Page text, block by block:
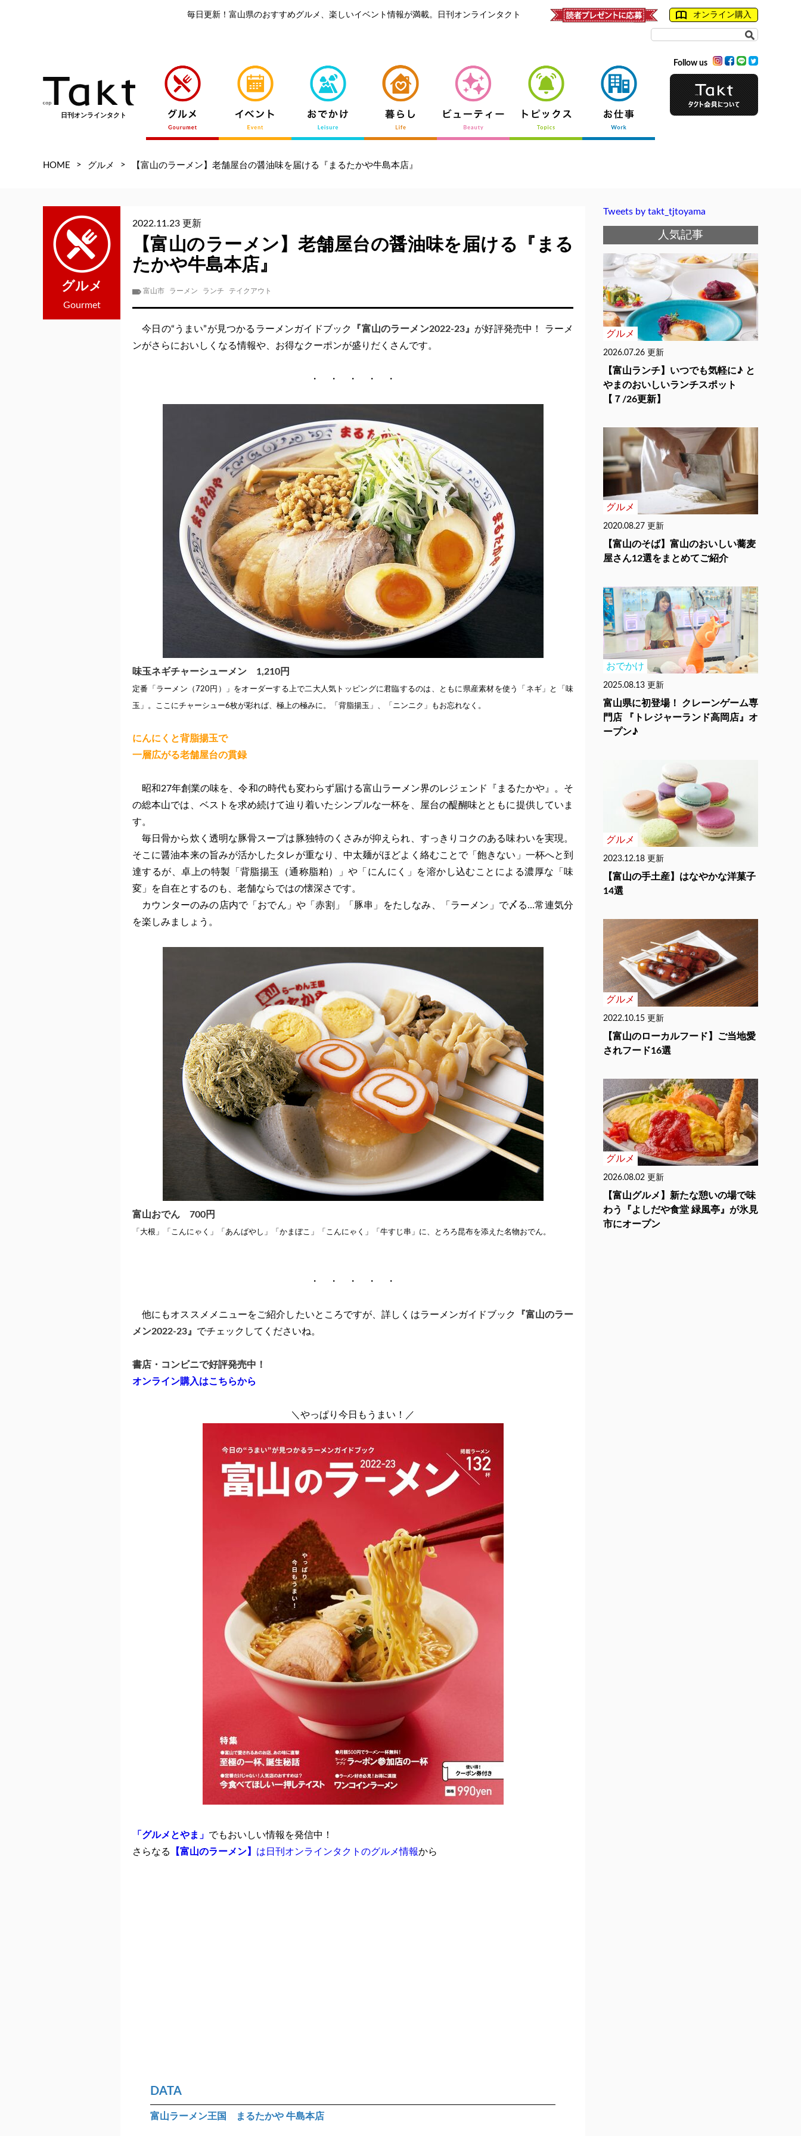
毎日更新！富山県のおすすめグルメ、楽しいイベント情報が満載。日刊オンラインタクト オンライン購入
日刊オンラインタクト
Follow us
HOME > グルメ > 【富山のラーメン】老舗屋台の醤油味を届ける『まるたかや牛島本店』
グルメ
Gourmet
2022.11.23 更新
【富山のラーメン】老舗屋台の醤油味を届ける『まる
たかや牛島本店』
富山市 ラーメン ランチ テイクアウト
今日の“うまい”が見つかるラーメンガイドブック 『富山のラーメン2022-23』 が好評発売中！ ラーメ
ンがさらにおいしくなる情報や、お得なクーポンが盛りだくさんです。
・ ・ ・ ・ ・
味玉ネギチャーシューメン 1,210円
定番「ラーメン（720円）」をオーダーする上で二大人気トッピングに君臨するのは、ともに県産素材を使う「ネギ」と「味
玉」。ここにチャーシュー6枚が彩れば、極上の極みに。「背脂揚玉」、「ニンニク」もお忘れなく。
にんにくと背脂揚玉で
一層広がる老舗屋台の貫録
昭和27年創業の味を、令和の時代も変わらず届ける富山ラーメン界のレジェンド『まるたかや』。そ
の総本山では、ベストを求め続けて辿り着いたシンプルな一杯を、屋台の醍醐味とともに提供していま
す。
毎日骨から炊く透明な豚骨スープは豚独特のくさみが抑えられ、すっきりコクのある味わいを実現。
そこに醤油本来の旨みが活かしたタレが重なり、中太麺がほどよく絡むことで「飽きない」一杯へと到
達するが、卓上の特製「背脂揚玉（通称脂粕）」や「にんにく」を溶かし込むことによる濃厚な「味
変」を自在とするのも、老舗ならではの懐深さです。
カウンターのみの店内で「おでん」や「赤割」「豚串」をたしなみ、「ラーメン」で〆る…常連気分
を楽しみましょう。
富山おでん 700円
「大根」「こんにゃく」「あんばやし」「かまぼこ」「こんにゃく」「牛すじ串」に、とろろ昆布を添えた名物おでん。
・ ・ ・ ・ ・
他にもオススメメニューをご紹介したいところですが、詳しくはラーメンガイドブック
『富山のラー
メン2022-23』 でチェックしてくださいね。
書店・コンビニで好評発売中！
オンライン購入はこちらから
＼やっぱり今日もうまい！／
「グルメとやま」 でもおいしい情報を発信中！
さらなる
【富山のラーメン】 は日刊オンラインタクトのグルメ情報から
DATA
富山ラーメン王国 まるたかや 牛島本店
Tweets by takt_tjtoyama
人気記事
グルメ
2026.07.26 更新
【富山ランチ】いつでも気軽に♪ と
やまのおいしいランチスポット
【７/26更新】
グルメ
2020.08.27 更新
【富山のそば】富山のおいしい蕎麦
屋さん12選をまとめてご紹介
おでかけ
2025.08.13 更新
富山県に初登場！ クレーンゲーム専
門店 『トレジャーランド高岡店』オ
ープン♪
グルメ
2023.12.18 更新
【富山の手土産】はなやかな洋菓子
14選
グルメ
2022.10.15 更新
【富山のローカルフード】ご当地愛
されフード16選
グルメ
2026.08.02 更新
【富山グルメ】新たな憩いの場で味
わう『よしだや食堂 緑風亭』が氷見
市にオープン